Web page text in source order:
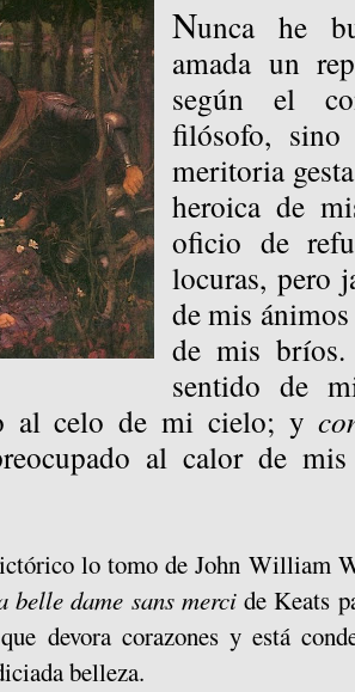
Nunca he
amada un
según el
filósofo,
meritoria
heroica de
oficio de
locuras, pero
de mis
de mis
sentido de
al celo de mi cielo; y
al calor de
lo tomo de John William
belle dame sans mercide Keats
devora corazones y está
belleza.